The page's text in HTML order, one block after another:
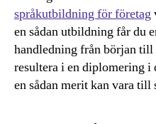
språkutbildning för företag
en sådan utbildning får du
handledning från början
resultera i en diplomering i
en sådan merit kan vara